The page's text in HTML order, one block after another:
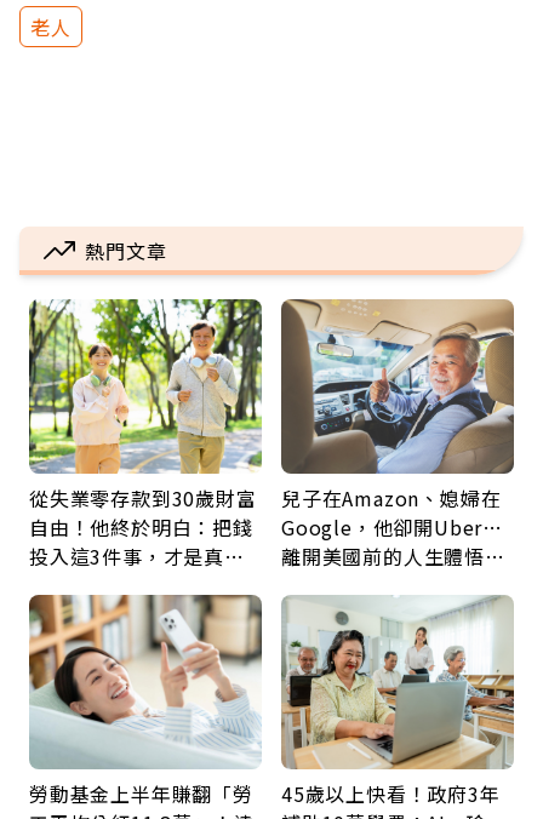
老人
熱門文章
從失業零存款到30歲財富
自由！他終於明白：把錢
投入這3件事，才是真正
兒子在Amazon、媳婦在
Google，他卻開Uber…
離開美國前的人生體悟：
勞動基金上半年賺翻「勞
45歲以上快看！政府3年